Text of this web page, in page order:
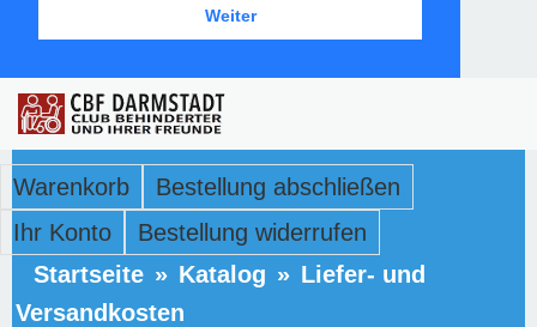
Weiter
Warenkorb
Bestellung abschließen
Ihr Konto
Bestellung widerrufen
Startseite » Katalog » Liefer- und
Versandkosten